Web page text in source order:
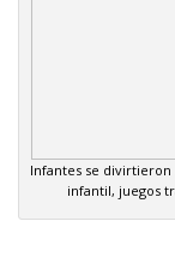
Infantes se
infantil, juegos